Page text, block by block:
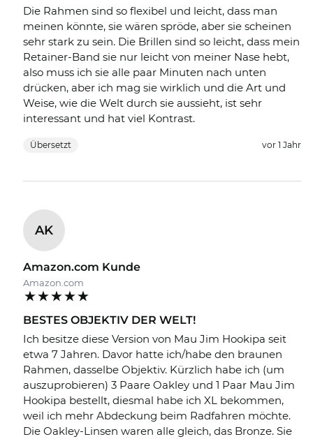
Die Rahmen sind so flexibel und leicht, dass man
meinen könnte, sie wären spröde, aber sie scheinen
sehr stark zu sein. Die Brillen sind so leicht, dass mein
Retainer-Band sie nur leicht von meiner Nase hebt,
also muss ich sie alle paar Minuten nach unten
drücken, aber ich mag sie wirklich und die Art und
Weise, wie die Welt durch sie aussieht, ist sehr
interessant und hat viel Kontrast.
Übersetzt vor 1 Jahr
AK
Amazon.com Kunde
Amazon.com
BESTES OBJEKTIV DER WELT!
Ich besitze diese Version von Mau Jim Hookipa seit
etwa 7 Jahren. Davor hatte ich/habe den braunen
Rahmen, dasselbe Objektiv. Kürzlich habe ich (um
auszuprobieren) 3 Paare Oakley und 1 Paar Mau Jim
Hookipa bestellt, diesmal habe ich XL bekommen,
weil ich mehr Abdeckung beim Radfahren möchte.
Die Oakley-Linsen waren alle gleich, das Bronze. Sie